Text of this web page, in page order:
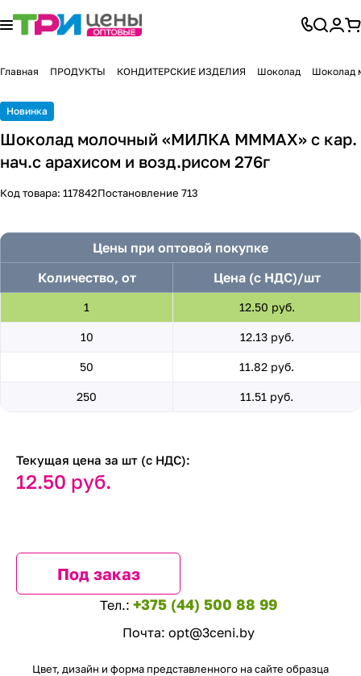
Главная ПРОДУКТЫ КОНДИТЕРСКИЕ ИЗДЕЛИЯ Шоколад Шоколад
Новинка
Шоколад молочный «МИЛКА MMMAX» с кар.
нач.с арахисом и возд.рисом 276г
Код товара: 117842Постановление 713
Цены при оптовой покупке
Количество, от
Цена (с НДС)/шт
1 12.50 руб.
10 12.13 руб.
50 11.82 руб.
250 11.51 руб.
Текущая цена за шт (с НДС):
12.50 руб.
Под заказ
Тел.: +375 (44) 500 88 99
Почта: opt@3ceni.by
Цвет, дизайн и форма представленного на сайте образца